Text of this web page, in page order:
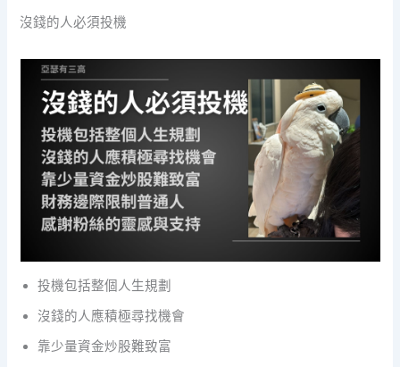
沒錢的人必須投機
投機包括整個人生規劃
沒錢的人應積極尋找機會
靠少量資金炒股難致富